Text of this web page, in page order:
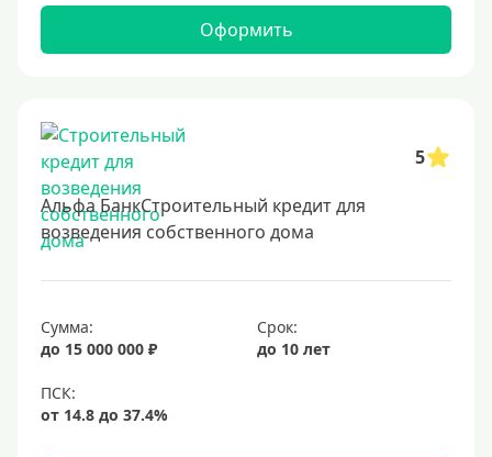
3 года
4 года
6 лет
8 лет
9 лет
10 лет
20 лет
25 лет
30 лет
Оформить
5
Альфа БанкСтроительный кредит для
возведения собственного дома
Сумма:
до 15 000 000 ₽
Срок:
до 10 лет